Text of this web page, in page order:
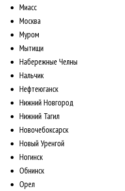
Миасс
Москва
Муром
Мытищи
Набережные Челны
Нальчик
Нефтеюганск
Нижний Новгород
Нижний Тагил
Новочебоксарск
Новый Уренгой
Ногинск
Обнинск
Орел